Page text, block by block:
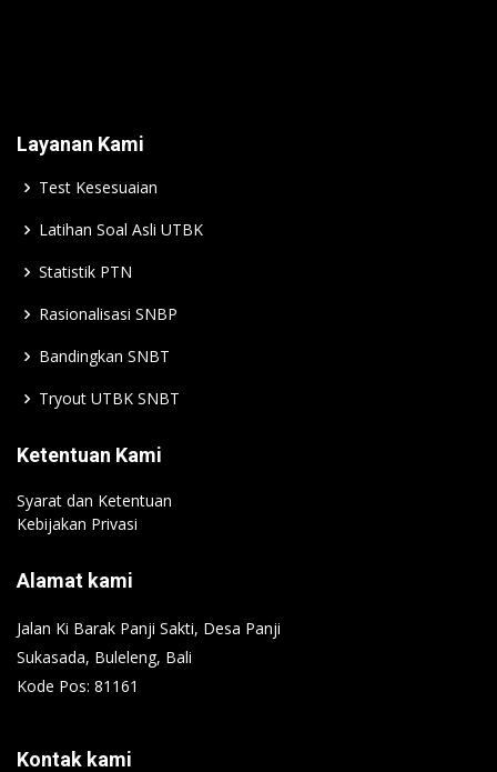
Layanan Kami
Test Kesesuaian
Latihan Soal Asli UTBK
Statistik PTN
Rasionalisasi SNBP
Bandingkan SNBT
Tryout UTBK SNBT
Ketentuan Kami
Syarat dan Ketentuan
Kebijakan Privasi
Alamat kami
Jalan Ki Barak Panji Sakti, Desa Panji
Sukasada, Buleleng, Bali
Kode Pos: 81161
Kontak kami